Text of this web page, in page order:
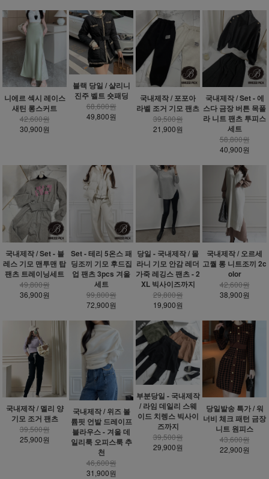
니에르 섹시 레이스
새틴 롱스커트
42,600원
30,900원
블랙 당일 / 샬리니
진주 벨트 숏패딩
68,600원
49,800원
국내제작 / 포포아
라벨 조거 기모 팬츠
39,500원
21,900원
국내제작 / Set - 에
스다 금장 버튼 목폴
라 니트 팬츠 투피스
세트
58,800원
40,900원
국내제작 / Set - 블
레스 기모 맨투맨 탑
팬츠 트레이닝세트
49,800원
36,900원
Set - 테리 5온스 패
딩조끼 기모 후드집
업 팬츠 3pcs 겨울
세트
99,800원
72,900원
당일 - 국내제작 / 몰
라니 기모 안감 레더
가죽 레깅스 팬츠 - 2
XL 빅사이즈까지
29,800원
19,900원
국내제작 / 오르세
고퀄 롱 니트조끼 2c
olor
42,600원
38,900원
국내제작 / 멜리 양
기모 조거 팬츠
39,500원
25,900원
국내제작 / 위즈 볼
륨핏 언발 드레이프
블라우스 - 겨울 데
일리룩 오피스룩 추
천
46,600원
31,900원
부분당일 - 국내제작
/ 라임 데일리 스웨
이드 치렝스 빅사이
즈까지
39,500원
29,900원
당일발송 특가 / 워
너비 체크 패턴 금장
니트 원피스
43,600원
22,900원